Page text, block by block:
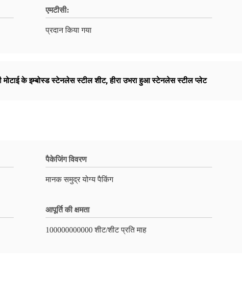
एमटीसी:
प्रदान किया गया
मोटाई के इम्बोस्ड स्टेनलेस स्टील शीट,हीरा उभरा हुआ स्टेनलेस स्टील प्लेट
पैकेजिंग विवरण
मानक समुद्र योग्य पैकिंग
आपूर्ति की क्षमता
100000000000 शीट/शीट प्रति माह